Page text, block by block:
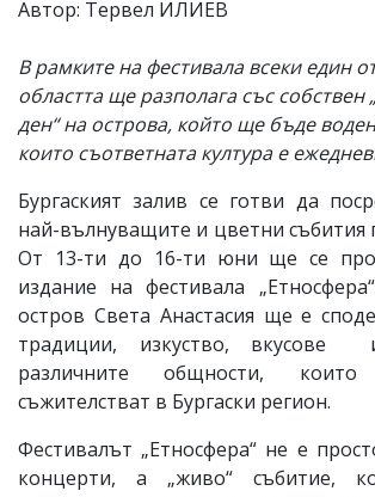
Автор: Тервел ИЛИЕВ
В рамките на фестивала всеки един
областта ще разполага със собствен
ден“ на острова, който ще бъде
които съответната култура е
Бургаският залив се готви да
най-вълнуващите и цветни събития
От 13-ти до 16-ти юни ще се
издание на фестивала
остров Света Анастасия ще е
традиции, изкуство,
различните общности,
съжителстват в Бургаски регион.
Фестивалът „Етносфера“ не е
концерти, а „живо“ събитие,